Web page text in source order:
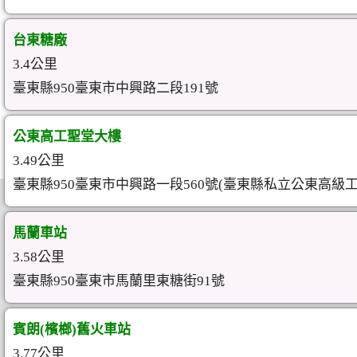
台東糖廠
3.4公里
臺東縣950臺東市中興路二段191號
公東高工聖堂大樓
3.49公里
臺東縣950臺東市中興路一段560號(臺東縣私立公東高級
馬蘭車站
3.58公里
臺東縣950臺東市馬蘭里東糖街91號
賓朗(檳榔)舊火車站
3.77公里